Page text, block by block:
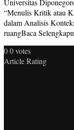
Universitas
“Menulis Kritik atau
dalam Analisis
ruangBaca
00votes
Article Rating